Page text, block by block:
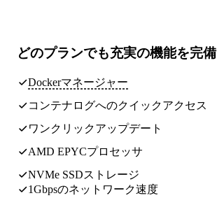
どのプランでも充実の機能を完備
Dockerマネージャー
コンテナログへのクイックアクセス
ワンクリックアップデート
AMD EPYCプロセッサ
NVMe SSDストレージ
1Gbpsのネットワーク速度